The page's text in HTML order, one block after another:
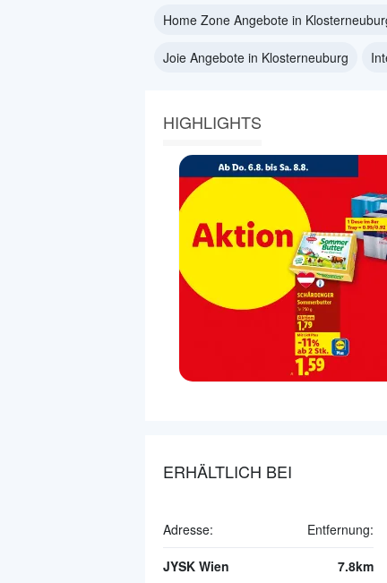
Home Zone Angebote in
Joie Angebote in Klosterneuburg
HIGHLIGHTS
ERHÄLTLICH BEI
Adresse: Entfernung:
JYSK Wien 7.8km